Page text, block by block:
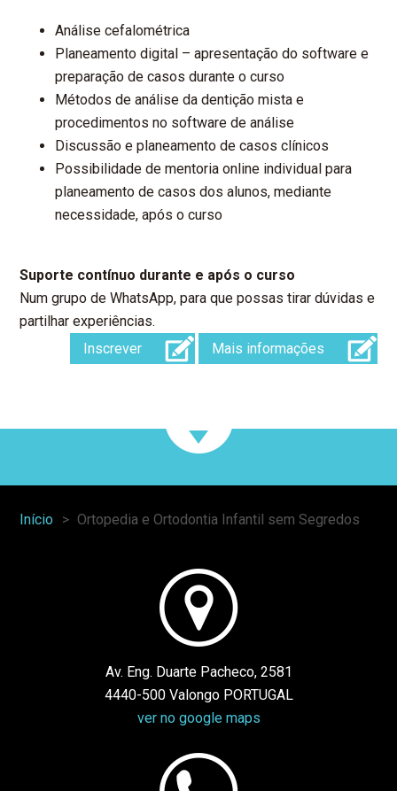
Análise cefalométrica
Planeamento digital – apresentação do software e
preparação de casos durante o curso
Métodos de análise da dentição mista e
procedimentos no software de análise
Discussão e planeamento de casos clínicos
Possibilidade de mentoria online individual para
planeamento de casos dos alunos, mediante
necessidade, após o curso
Suporte contínuo durante e após o curso
Num grupo de WhatsApp, para que possas tirar dúvidas e
partilhar experiências.
Inscrever
Mais informações
You
Início Ortopedia e Ortodontia Infantil sem Segredos
Av. Eng. Duarte Pacheco, 2581
4440-500 Valongo PORTUGAL
ver no google maps